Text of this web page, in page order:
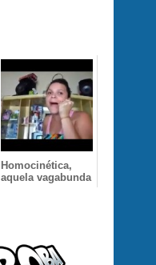
Homocinética,
aquela vagabunda